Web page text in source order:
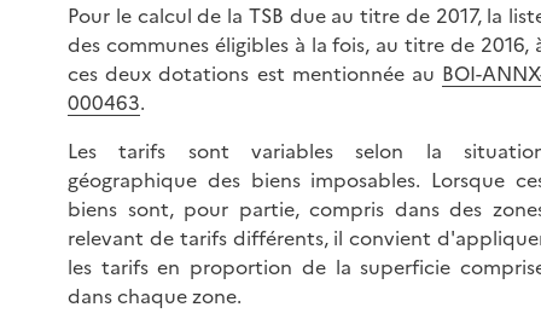
Pour le calcul de la TSB due au titre de 2017, la
des communes éligibles à la fois, au titre de 2016,
ces deux dotations est mentionnée au BOI-
000463.
Les tarifs sont variables selon la
géographique des biens imposables. Lorsque
biens sont, pour partie, compris dans des
relevant de tarifs différents, il convient
les tarifs en proportion de la superficie
dans chaque zone.